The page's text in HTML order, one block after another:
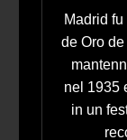
Madrid
de Oro
nel 1935
in un